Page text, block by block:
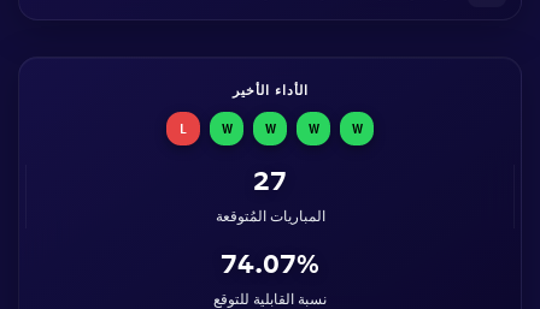
الأداء الأخير
W
W
W
W
L
27
المباريات المُتوقعة
74.07%
نسبة القابلية للتوقع